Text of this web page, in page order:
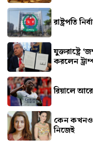
রাষ্ট্রপতি
যুক্তরাষ্ট্রে
করলেন
রিয়ালে
কেন কখনও
নিজেই